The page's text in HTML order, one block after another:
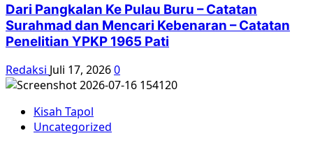
Dari Pangkalan Ke Pulau Buru – Catatan
Surahmad dan Mencari Kebenaran – Catatan
Penelitian YPKP 1965 Pati
Redaksi Juli 17, 20260
Kisah Tapol
Uncategorized